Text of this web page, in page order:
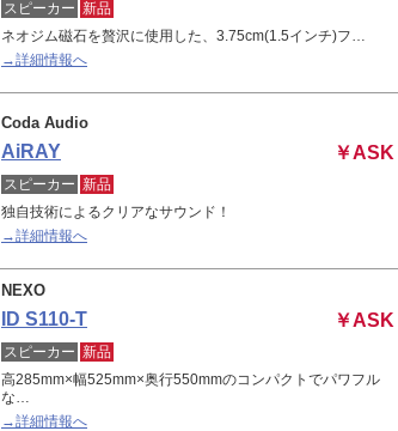
スピーカー 新品
ネオジム磁石を贅沢に使用した、3.75cm(1.5インチ)フ…
→詳細情報へ
Coda Audio
AiRAY ￥ASK
スピーカー 新品
独自技術によるクリアなサウンド！
→詳細情報へ
NEXO
ID S110-T ￥ASK
スピーカー 新品
高285mm×幅525mm×奥行550mmのコンパクトでパワフル
な…
→詳細情報へ